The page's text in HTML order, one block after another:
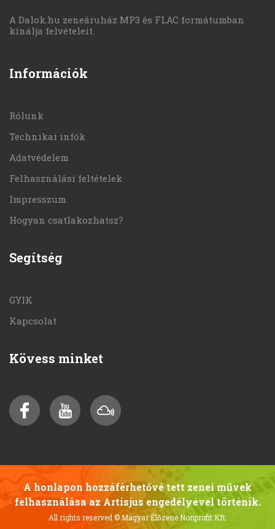
A Dalok.hu zeneáruház MP3 és FLAC formátumban
kínálja felvételeit.
Információk
Rólunk
Technikai infók
Adatvédelem
Felhasználási feltételek
Impresszum
Hogyan csatlakozhatsz?
Segítség
GYIK
Kapcsolat
Kövess minket
A honlapon hozzáférhetővé tett zenei művek
felhasználása az Artisjus engedélyével történik.
All rights reserved © Magyar Élőzene Nonprofit Kft.